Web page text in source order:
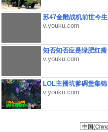
苏47金雕战机前世今生
v.youku.com
知否知否应是绿肥红瘦
v.youku.com
LOL主播坑爹碉堡集锦
v.youku.com